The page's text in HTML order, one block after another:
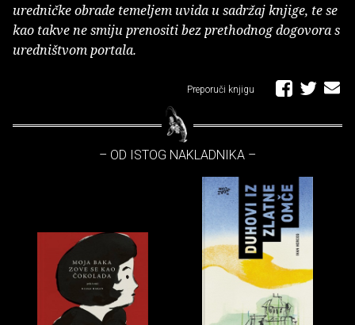
uredničke obrade temeljem uvida u sadržaj knjige, te se
kao takve ne smiju prenositi bez prethodnog dogovora s
uredništvom portala.
Preporuči knjigu
– OD ISTOG NAKLADNIKA –